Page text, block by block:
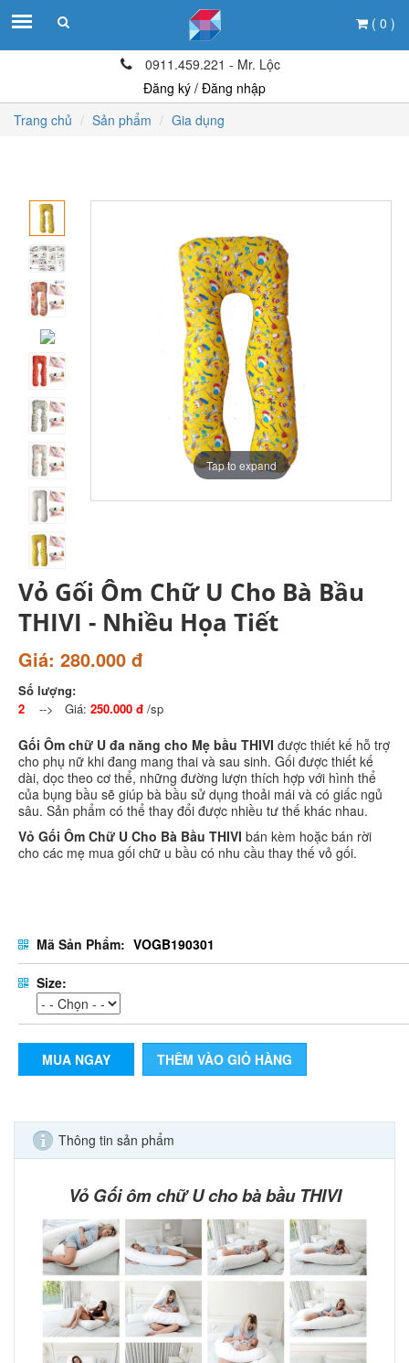
0911.459.221 - Mr. Lộc
Đăng ký / Đăng nhập
( 0 )
Trang chủ Sản phẩm Gia dụng
Tap to expand
Vỏ Gối Ôm Chữ U Cho Bà Bầu
THIVI - Nhiều Họa Tiết
Giá: 280.000 đ
Số lượng:
2 --> Giá: 250.000 đ /sp
Gối Ôm chữ U đa năng cho Mẹ bầu THIVI được thiết kế hỗ trợ
cho phụ nữ khi đang mang thai và sau sinh. Gối được thiết kế
dài, dọc theo cơ thể, những đường lượn thích hợp với hình thể
của bụng bầu sẽ giúp bà bầu sử dụng thoải mái và có giấc ngủ
sâu. Sản phẩm có thể thay đổi được nhiều tư thế khác nhau.
Vỏ Gối Ôm Chữ U Cho Bà Bầu THIVI bán kèm hoặc bán rời
cho các mẹ mua gối chữ u bầu có nhu cầu thay thế vỏ gối.
Mã Sản Phẩm: VOGB190301
Size:
MUA NGAY THÊM VÀO GIỎ HÀNG
Thông tin sản phẩm
Vỏ Gối ôm chữ U cho bà bầu THIVI